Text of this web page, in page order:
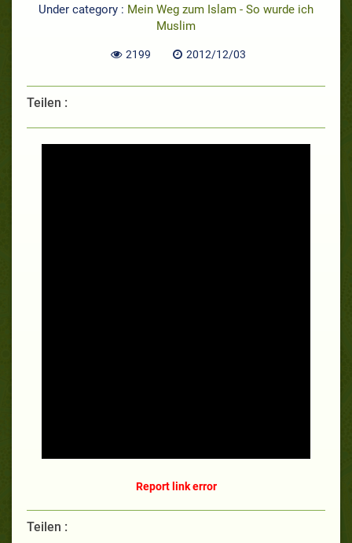
Under category : Mein Weg zum Islam - So wurde ich
Muslim
2199 2012/12/03
Teilen :
Report link error
Teilen :